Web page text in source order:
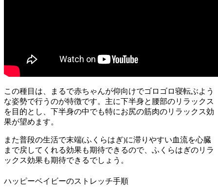
この種目は、まるで赤ちゃんが仰向けでゴロゴロ寝転ぶよう
な姿勢で行うのが特徴です。主に下半身と腰部のリラックス
を目的とし、下半身の中でも特にお尻の筋肉のリラックス効
果が望めます。
また普段の生活で末端(ふくらはぎ)に滞りやすい血流を心臓
まで戻してくれる効果も期待できるので、 ふくらはぎのリラ
ックス効果も期待できるでしょう。
ハッピーベイビーのストレッチ手順